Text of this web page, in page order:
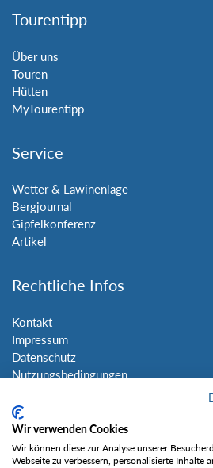
Tourentipp
Über uns
Touren
Hütten
MyTourentipp
Service
Wetter & Lawinenlage
Bergjournal
Gipfelkonferenz
Artikel
Rechtliche Infos
Kontakt
Impressum
Datenschutz
Nutzungsbedingungen
Social Media
Wir verwenden Cookies
Wir können diese zur Analyse unserer
Webseite zu verbessern, personalisierte Inhalte